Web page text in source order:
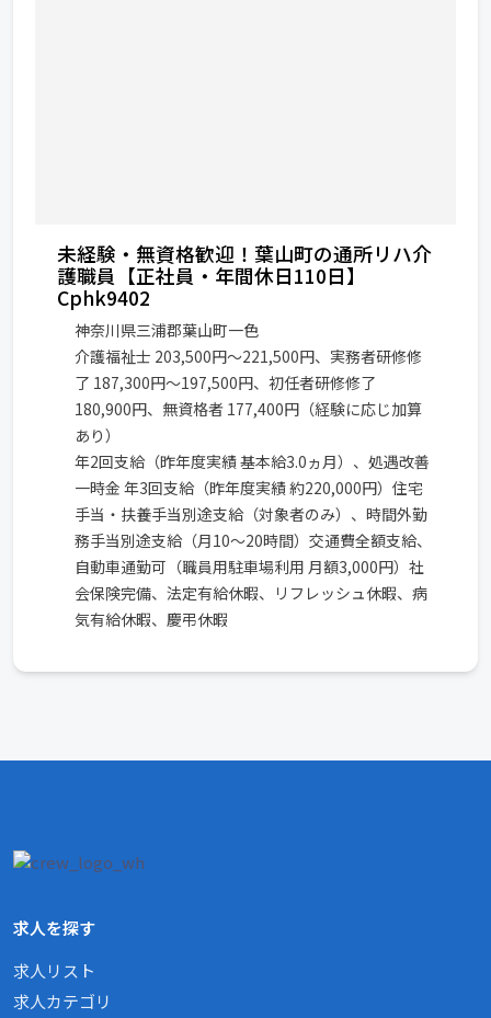
未経験・無資格歓迎！葉山町の通所リハ介
護職員【正社員・年間休日110日】
Cphk9402
神奈川県三浦郡葉山町一色
介護福祉士 203,500円～221,500円、実務者研修修
了 187,300円～197,500円、初任者研修修了
180,900円、無資格者 177,400円（経験に応じ加算
あり）
年2回支給（昨年度実績 基本給3.0ヵ月）、処遇改善
一時金 年3回支給（昨年度実績 約220,000円）住宅
手当・扶養手当別途支給（対象者のみ）、時間外勤
務手当別途支給（月10～20時間）交通費全額支給、
自動車通勤可（職員用駐車場利用 月額3,000円）社
会保険完備、法定有給休暇、リフレッシュ休暇、病
気有給休暇、慶弔休暇
求人を探す
求人リスト
求人カテゴリ